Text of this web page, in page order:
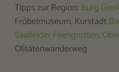
Tipps zur Region: Burg
Fröbelmuseum, Kurstadt
Saalfelder Feengrotten,
Olitätenwanderweg